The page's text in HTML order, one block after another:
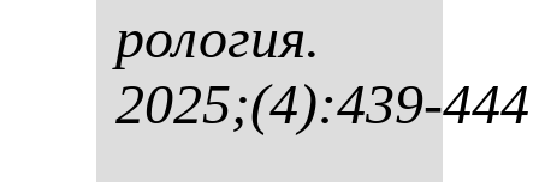
ро­ло­гия.
2025;(4):439-444